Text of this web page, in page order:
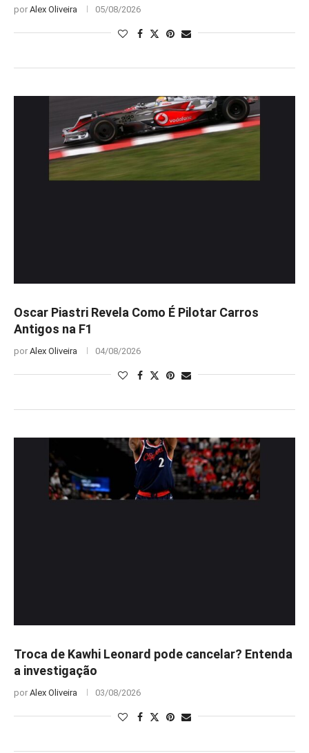
por Alex Oliveira 05/08/2026
Oscar Piastri Revela Como É Pilotar Carros
Antigos na F1
por Alex Oliveira 04/08/2026
Troca de Kawhi Leonard pode cancelar? Entenda
a investigação
por Alex Oliveira 03/08/2026